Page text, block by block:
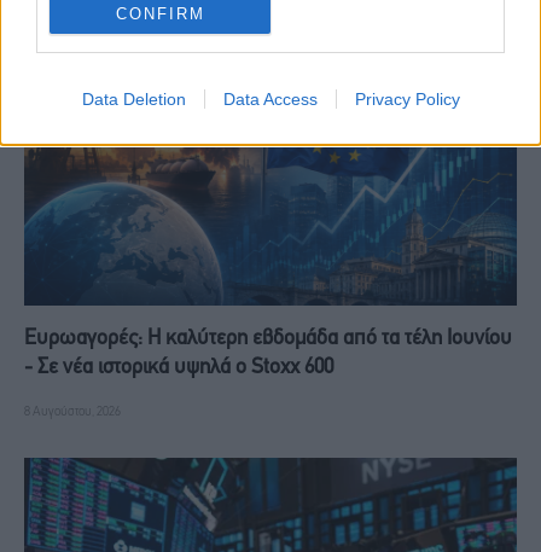
CONFIRM
Data Deletion Data Access Privacy Policy
Ευρωαγορές: Η καλύτερη εβδομάδα από τα τέλη Ιουνίου
- Σε νέα ιστορικά υψηλά ο Stoxx 600
8 Αυγούστου, 2026